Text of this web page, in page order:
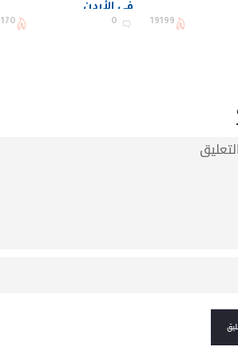
19199
في الأردن
0